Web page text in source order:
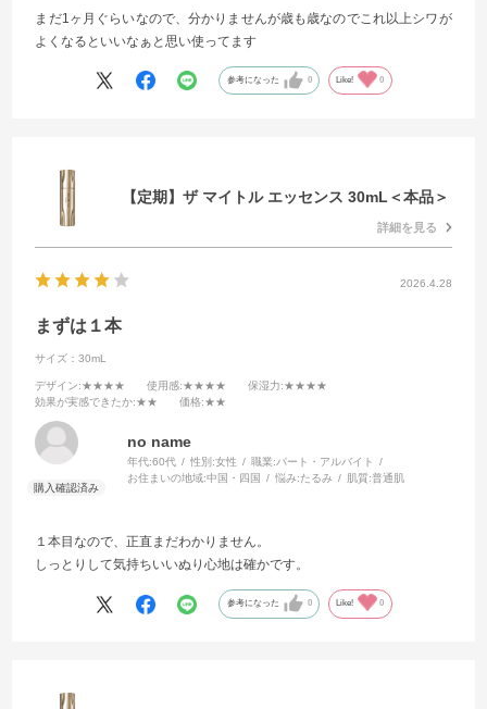
まだ1ヶ月ぐらいなので、分かりませんが歳も歳なのでこれ以上シワが
よくなるといいなぁと思い使ってます
参考になった 0 Like! 0
【定期】ザ マイトル エッセンス 30mL＜本品＞
詳細を見る
2026.4.28
まずは１本
サイズ：30mL
デザイン:★★★★ 使用感:★★★★ 保湿力:★★★★
効果が実感できたか:★★ 価格:★★
no name
年代:60代 性別:女性 職業:パート・アルバイト
お住まいの地域:中国・四国 悩み:たるみ 肌質:普通肌
１本目なので、正直まだわかりません。
しっとりして気持ちいいぬり心地は確かです。
参考になった 0 Like! 0